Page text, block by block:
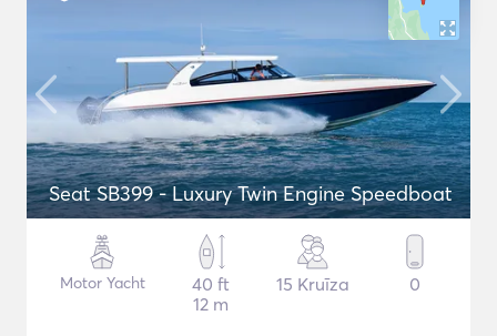
Seat SB399 - Luxury Twin Engine Speedboat
Motor Yacht
40 ft
12 m
15 Kruīza 0